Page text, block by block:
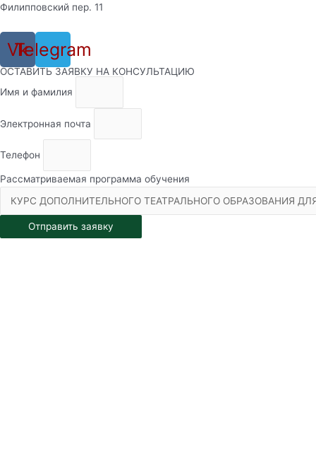
Филипповский пер. 11
Vk
Telegram
ОСТАВИТЬ ЗАЯВКУ НА КОНСУЛЬТАЦИЮ
Имя и фамилия
Электронная почта
Телефон
Рассматриваемая программа обучения
Отправить заявку